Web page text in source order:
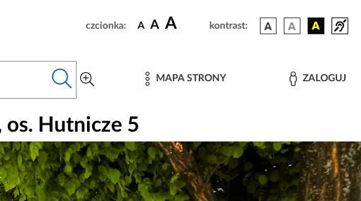
czcionka: A A A kontrast:
MAPA STRONY ZALOGUJ
os. Hutnicze 5